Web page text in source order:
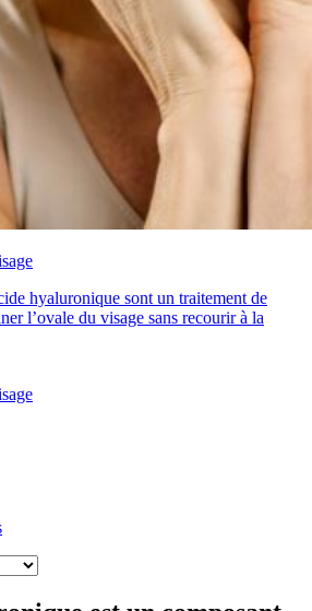
hyaluronique sont un traitement de
l’ovale du visage sans recourir à la